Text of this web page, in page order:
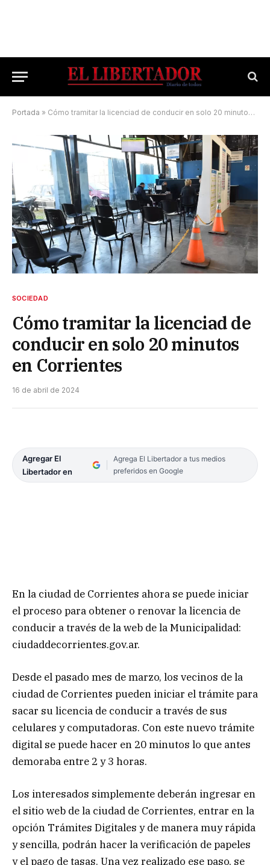
Portada » Cómo tramitar la licenciad de conducir en solo 20 minutos en Corrientes
SOCIEDAD
Cómo tramitar la licenciad de
conducir en solo 20 minutos
en Corrientes
16 de abril de 2024
Agregar El
Libertador en
Agrega El Libertador a tus medios
preferidos en Google
En la ciudad de Corrientes ahora se puede iniciar
el proceso para obtener o renovar la licencia de
conducir a través de la web de la Municipalidad:
ciudaddecorrientes.gov.ar.
Desde el pasado mes de marzo, los vecinos de la
ciudad de Corrientes pueden iniciar el trámite para
sacar su licencia de conducir a través de sus
celulares y computadoras. Con este nuevo trámite
digital se puede hacer en 20 minutos lo que antes
demoraba entre 2 y 3 horas.
Los interesados simplemente deberán ingresar en
el sitio web de la ciudad de Corrientes, entrar en la
opción Trámites Digitales y de manera muy rápida
y sencilla, podrán hacer la verificación de papeles
y el pago de tasas. Una vez realizado ese paso, se